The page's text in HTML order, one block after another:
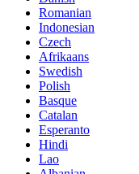
Romanian
Indonesian
Czech
Afrikaans
Swedish
Polish
Basque
Catalan
Esperanto
Hindi
Lao